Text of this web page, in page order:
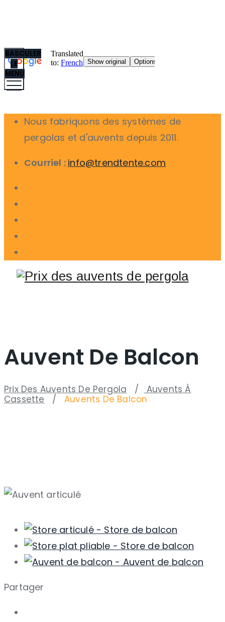
Nous fabriquons des systèmes de
pergolas et d'auvents depuis 2011.
Courriel : info@trendtente.com
BASCULER
LE
MENU
Auvent De Balcon
Prix ​​des Auvents De Pergola /
Auvents À
Cassette / Auvents De Balcon
Partager